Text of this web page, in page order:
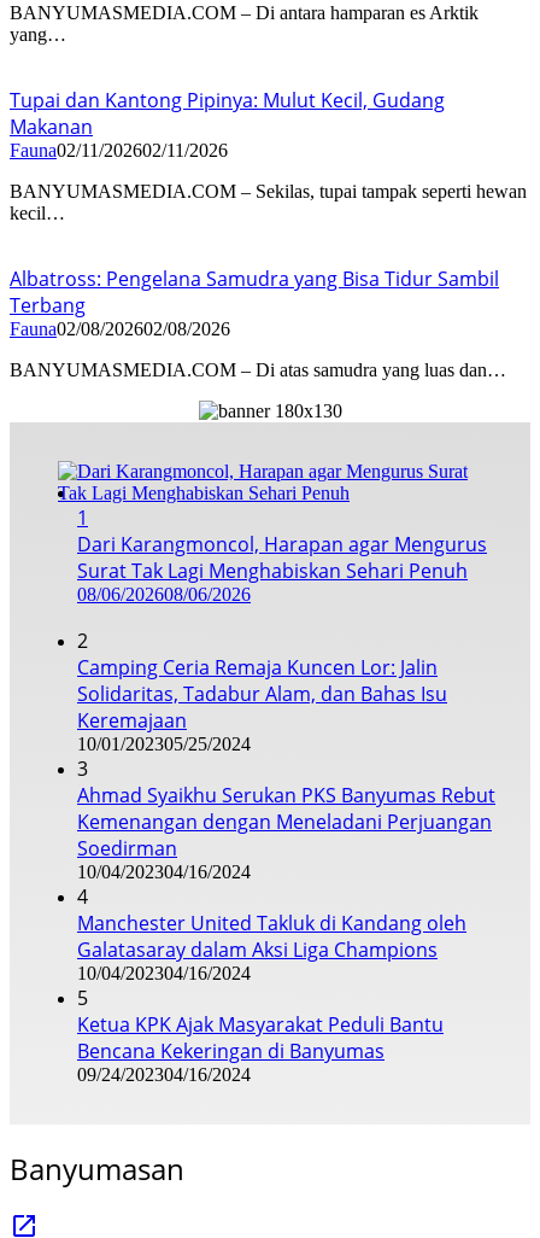
BANYUMASMEDIA.COM – Di antara hamparan es Arktik
yang…
Tupai dan Kantong Pipinya: Mulut Kecil, Gudang
Makanan
Fauna02/11/202602/11/2026
BANYUMASMEDIA.COM – Sekilas, tupai tampak seperti hewan
kecil…
Albatross: Pengelana Samudra yang Bisa Tidur Sambil
Terbang
Fauna02/08/202602/08/2026
BANYUMASMEDIA.COM – Di atas samudra yang luas dan…
1
Dari Karangmoncol, Harapan agar Mengurus
Surat Tak Lagi Menghabiskan Sehari Penuh
08/06/202608/06/2026
2
Camping Ceria Remaja Kuncen Lor: Jalin
Solidaritas, Tadabur Alam, dan Bahas Isu
Keremajaan
10/01/202305/25/2024
3
Ahmad Syaikhu Serukan PKS Banyumas Rebut
Kemenangan dengan Meneladani Perjuangan
Soedirman
10/04/202304/16/2024
4
Manchester United Takluk di Kandang oleh
Galatasaray dalam Aksi Liga Champions
10/04/202304/16/2024
5
Ketua KPK Ajak Masyarakat Peduli Bantu
Bencana Kekeringan di Banyumas
09/24/202304/16/2024
Banyumasan